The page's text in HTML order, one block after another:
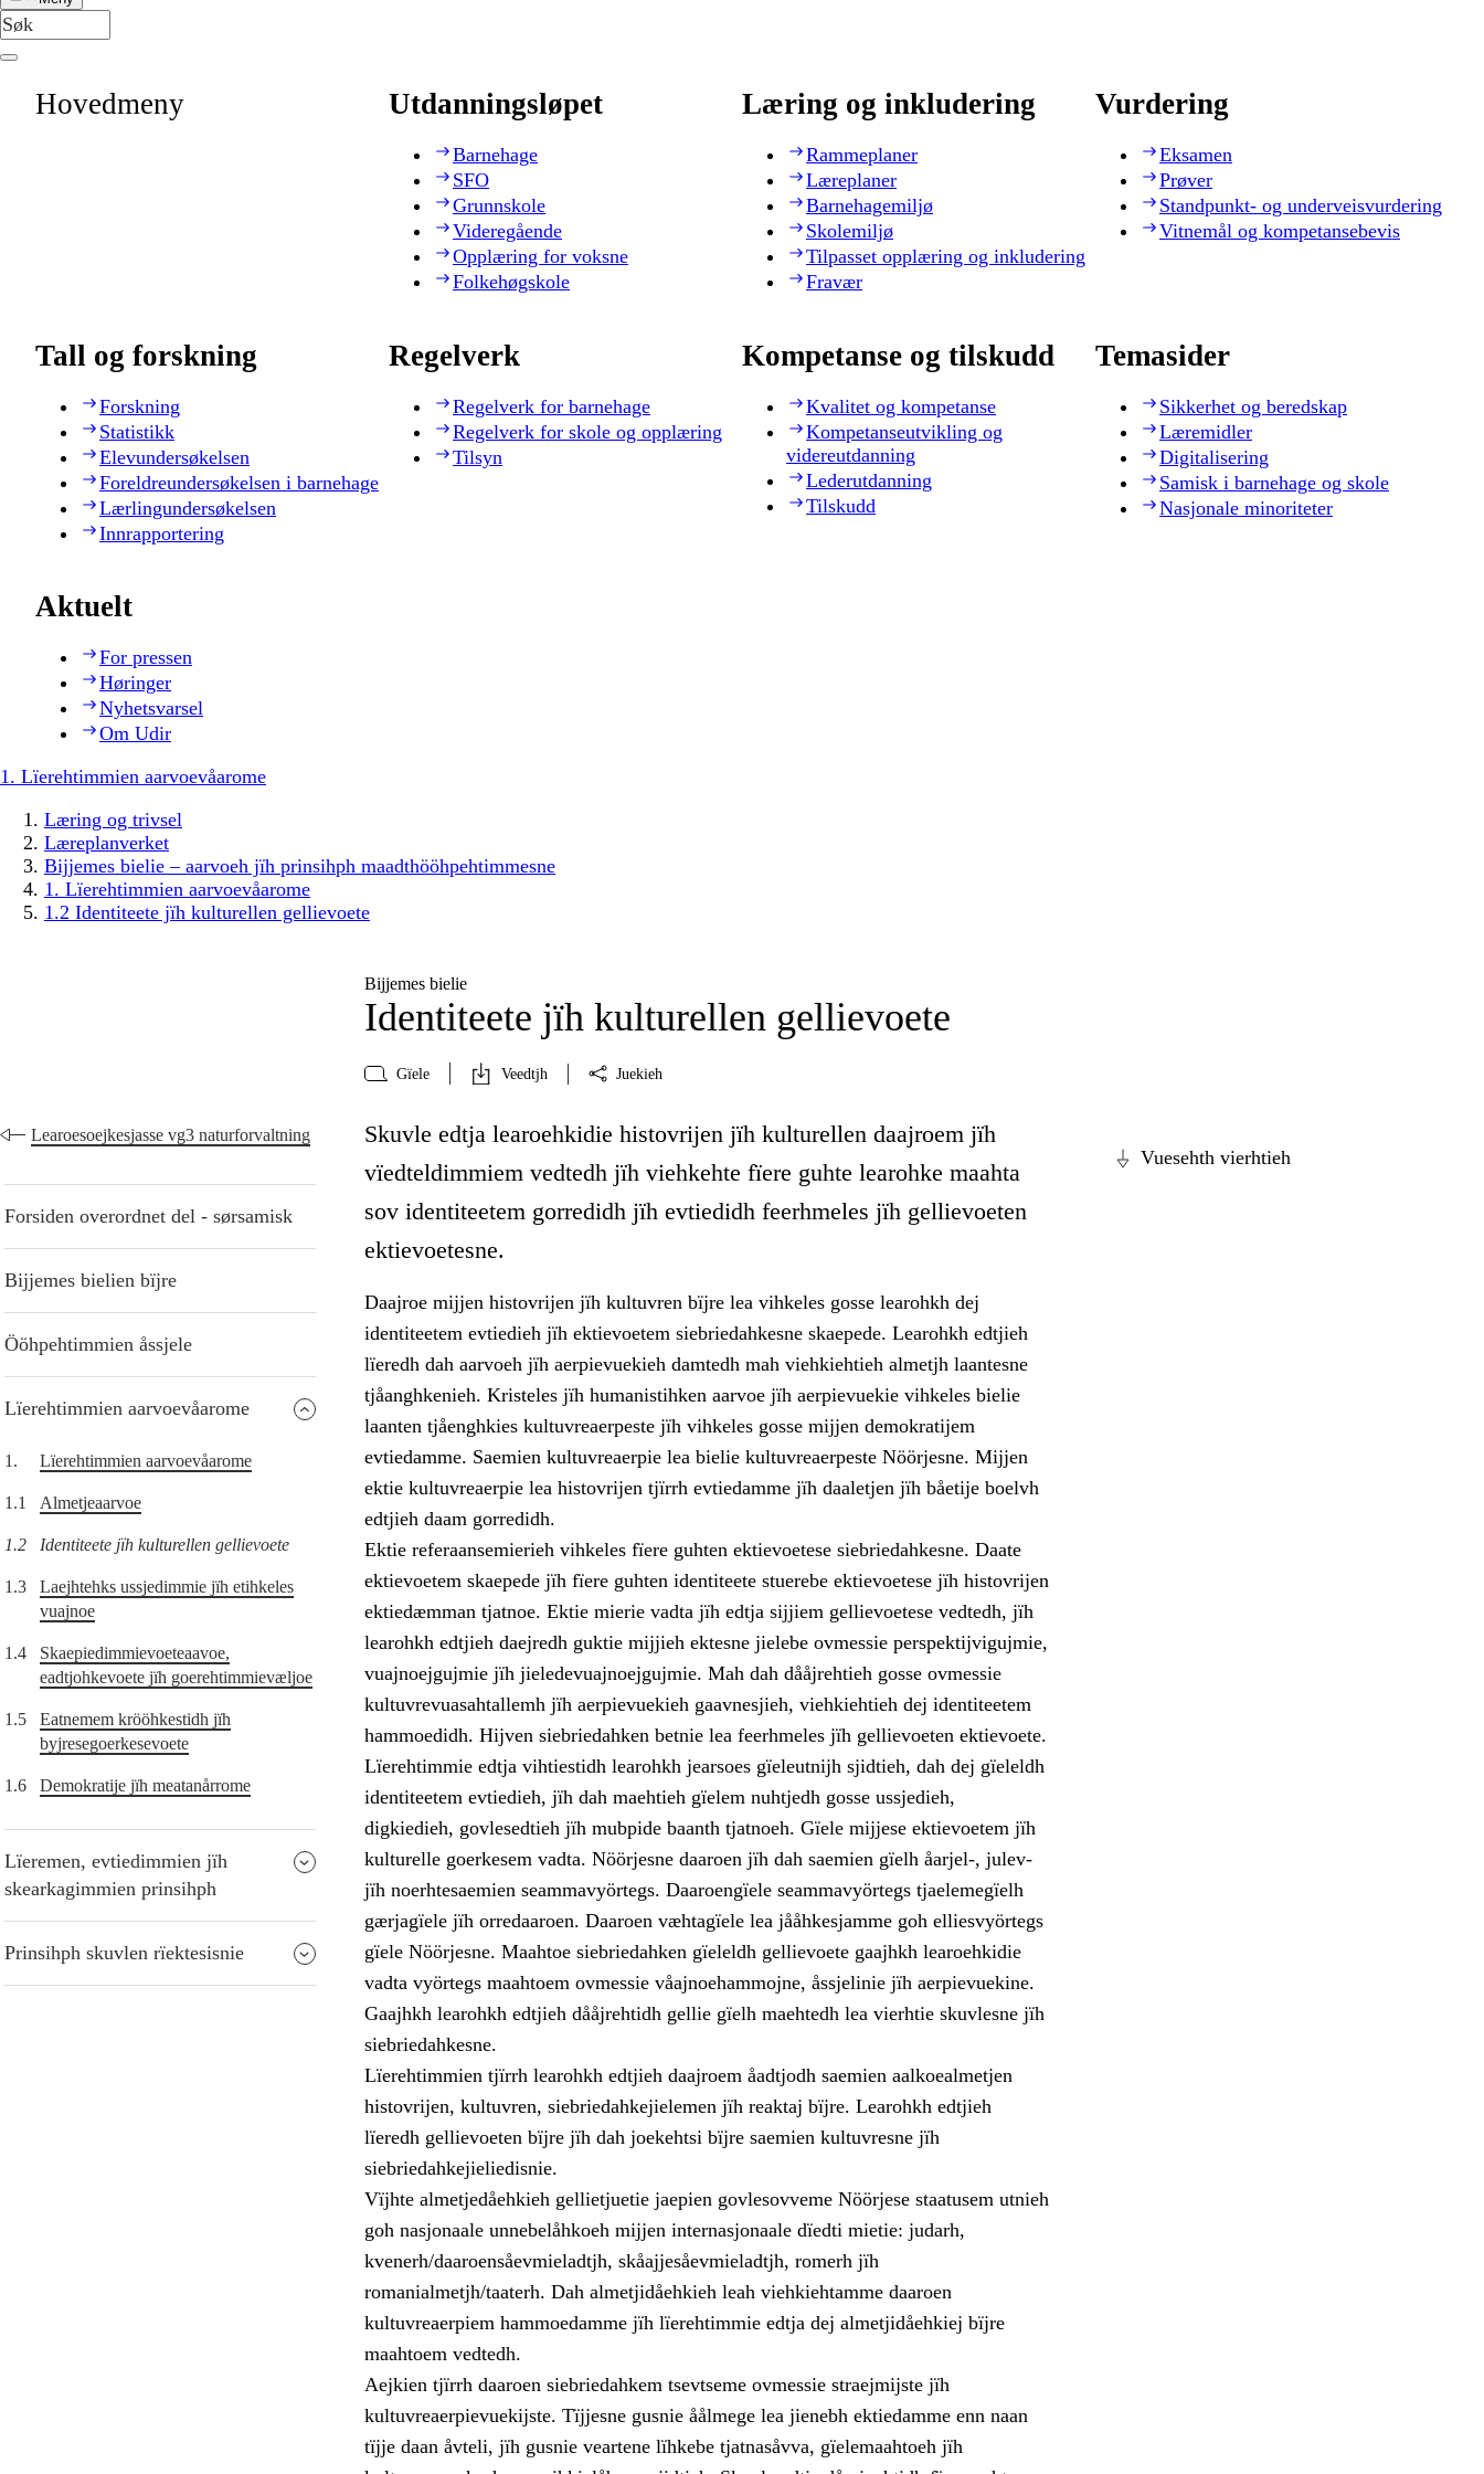
Hovedmeny Utdanningsløpet
Barnehage
SFO
Grunnskole
Videregående
Opplæring for voksne
Folkehøgskole
Læring og inkludering
Rammeplaner
Læreplaner
Barnehagemiljø
Skolemiljø
Tilpasset opplæring og inkludering
Fravær
Vurdering
Eksamen
Prøver
Standpunkt- og underveisvurdering
Vitnemål og kompetansebevis
Tall og forskning
Forskning
Statistikk
Elevundersøkelsen
Foreldreundersøkelsen i barnehage
Lærlingundersøkelsen
Innrapportering
Regelverk
Regelverk for barnehage
Regelverk for skole og opplæring
Tilsyn
Kompetanse og tilskudd
Kvalitet og kompetanse
Kompetanseutvikling og
videreutdanning
Lederutdanning
Tilskudd
Temasider
Sikkerhet og beredskap
Læremidler
Digitalisering
Samisk i barnehage og skole
Nasjonale minoriteter
Aktuelt
For pressen
Høringer
Nyhetsvarsel
Om Udir
1. Lïerehtimmien aarvoevåarome
Læring og trivsel
Læreplanverket
Bijjemes bielie – aarvoeh jïh prinsihph maadthööhpehtimmesne
1. Lïerehtimmien aarvoevåarome
1.2 Identiteete jïh kulturellen gellievoete
Bijjemes bielie
Identiteete jïh kulturellen gellievoete
Gïele Veedtjh Juekieh
Learoesoejkesjasse vg3 naturforvaltning
Forsiden overordnet del - sørsamisk
Bijjemes bielien bïjre
Ööhpehtimmien åssjele
Lïerehtimmien aarvoevåarome
1. Lïerehtimmien aarvoevåarome
1.1 Almetjeaarvoe
1.2 Identiteete jïh kulturellen gellievoete
1.3
Laejhtehks ussjedimmie jïh etihkeles
vuajnoe
1.4
Skaepiedimmievoeteaavoe,
eadtjohkevoete jïh goerehtimmievæljoe
1.5
Eatnemem krööhkestidh jïh
byjresegoerkesevoete
1.6 Demokratije jïh meatanårrome
Lïeremen, evtiedimmien jïh
skearkagimmien prinsihph
Prinsihph skuvlen rïektesisnie
Vuesehth vierhtieh
Skuvle edtja learoehkidie histovrijen jïh kulturellen daajroem jïh
vïedteldimmiem vedtedh jïh viehkehte fïere guhte learohke maahta
sov identiteetem gorredidh jïh evtiedidh feerhmeles jïh gellievoeten
ektievoetesne.
Daajroe mijjen histovrijen jïh kultuvren bïjre lea vihkeles gosse learohkh dej
identiteetem evtiedieh jïh ektievoetem siebriedahkesne skaepede. Learohkh edtjieh
lïeredh dah aarvoeh jïh aerpievuekieh damtedh mah viehkiehtieh almetjh laantesne
tjåanghkenieh. Kristeles jïh humanistihken aarvoe jïh aerpievuekie vihkeles bielie
laanten tjåenghkies kultuvreaerpeste jïh vihkeles gosse mijjen demokratijem
evtiedamme. Saemien kultuvreaerpie lea bielie kultuvreaerpeste Nöörjesne. Mijjen
ektie kultuvreaerpie lea histovrijen tjïrrh evtiedamme jïh daaletjen jïh båetije boelvh
edtjieh daam gorredidh.
Ektie referaansemierieh vihkeles fïere guhten ektievoetese siebriedahkesne. Daate
ektievoetem skaepede jïh fïere guhten identiteete stuerebe ektievoetese jïh histovrijen
ektiedæmman tjatnoe. Ektie mierie vadta jïh edtja sijjiem gellievoetese vedtedh, jïh
learohkh edtjieh daejredh guktie mijjieh ektesne jielebe ovmessie perspektijvigujmie,
vuajnoejgujmie jïh jieledevuajnoejgujmie. Mah dah dååjrehtieh gosse ovmessie
kultuvrevuasahtallemh jïh aerpievuekieh gaavnesjieh, viehkiehtieh dej identiteetem
hammoedidh. Hijven siebriedahken betnie lea feerhmeles jïh gellievoeten ektievoete.
Lïerehtimmie edtja vihtiestidh learohkh jearsoes gïeleutnijh sjidtieh, dah dej gïeleldh
identiteetem evtiedieh, jïh dah maehtieh gïelem nuhtjedh gosse ussjedieh,
digkiedieh, govlesedtieh jïh mubpide baanth tjatnoeh. Gïele mijjese ektievoetem jïh
kulturelle goerkesem vadta. Nöörjesne daaroen jïh dah saemien gïelh åarjel-, julev-
jïh noerhtesaemien seammavyörtegs. Daaroengïele seammavyörtegs tjaelemegïelh
gærjagïele jïh orredaaroen. Daaroen væhtagïele lea jååhkesjamme goh elliesvyörtegs
gïele Nöörjesne. Maahtoe siebriedahken gïeleldh gellievoete gaajhkh learoehkidie
vadta vyörtegs maahtoem ovmessie våajnoehammojne, åssjelinie jïh aerpievuekine.
Gaajhkh learohkh edtjieh dååjrehtidh gellie gïelh maehtedh lea vierhtie skuvlesne jïh
siebriedahkesne.
Lïerehtimmien tjïrrh learohkh edtjieh daajroem åadtjodh saemien aalkoealmetjen
histovrijen, kultuvren, siebriedahkejielemen jïh reaktaj bïjre. Learohkh edtjieh
lïeredh gellievoeten bïjre jïh dah joekehtsi bïjre saemien kultuvresne jïh
siebriedahkejieliedisnie.
Vïjhte almetjedåehkieh gellietjuetie jaepien govlesovveme Nöörjese staatusem utnieh
goh nasjonaale unnebelåhkoeh mijjen internasjonaale dïedti mietie: judarh,
kvenerh/daaroensåevmieladtjh, skåajjesåevmieladtjh, romerh jïh
romanialmetjh/taaterh. Dah almetjidåehkieh leah viehkiehtamme daaroen
kultuvreaerpiem hammoedamme jïh lïerehtimmie edtja dej almetjidåehkiej bïjre
maahtoem vedtedh.
Aejkien tjïrrh daaroen siebriedahkem tsevtseme ovmessie straejmijste jïh
kultuvreaerpievuekijste. Tïjjesne gusnie åålmege lea jienebh ektiedamme enn naan
tïjje daan åvteli, jïh gusnie veartene lïhkebe tjatnasåvva, gïelemaahtoeh jïh